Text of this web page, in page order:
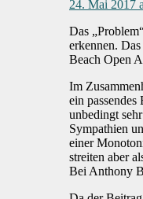
24. Mai 2017
Das
erkennen.
Beach Open
Im
ein
unbedingt
Sympathien
einer
streiten aber
Bei Anthony